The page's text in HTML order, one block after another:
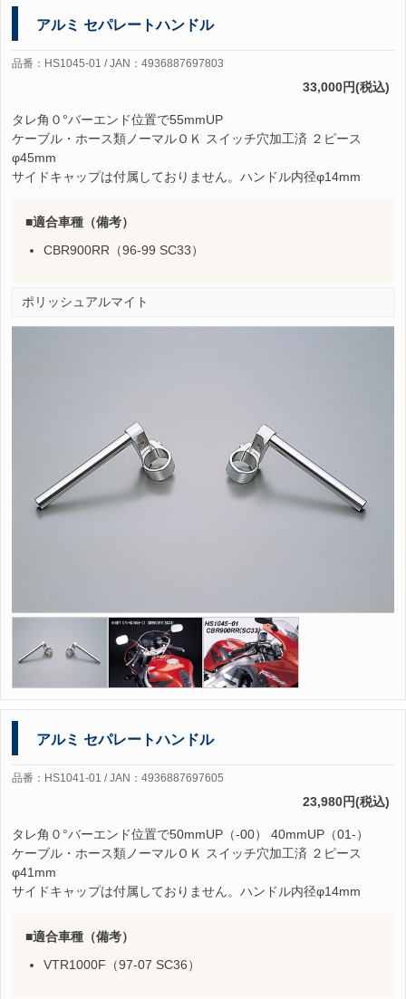
アルミ セパレートハンドル
品番：HS1045-01 / JAN：4936887697803
33,000円(税込)
タレ角０°バーエンド位置で55mmUP
ケーブル・ホース類ノーマルＯＫ スイッチ穴加工済 ２ピース
φ45mm
サイドキャップは付属しておりません。ハンドル内径φ14mm
適合車種（備考）
CBR900RR（96-99 SC33）
ポリッシュアルマイト
アルミ セパレートハンドル
品番：HS1041-01 / JAN：4936887697605
23,980円(税込)
タレ角０°バーエンド位置で50mmUP（-00） 40mmUP（01-）
ケーブル・ホース類ノーマルＯＫ スイッチ穴加工済 ２ピース
φ41mm
サイドキャップは付属しておりません。ハンドル内径φ14mm
適合車種（備考）
VTR1000F（97-07 SC36）